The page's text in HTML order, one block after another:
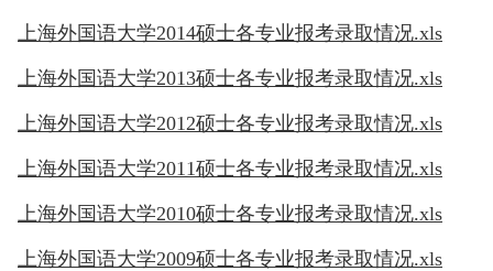
上海外国语大学2014硕士各专业报考录取情况.xls
上海外国语大学2013硕士各专业报考录取情况.xls
上海外国语大学2012硕士各专业报考录取情况.xls
上海外国语大学2011硕士各专业报考录取情况.xls
上海外国语大学2010硕士各专业报考录取情况.xls
上海外国语大学2009硕士各专业报考录取情况.xls